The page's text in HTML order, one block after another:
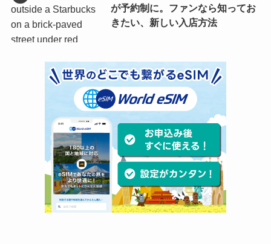
が予約制に。ファンなら知ってお
きたい、新しい入店方法